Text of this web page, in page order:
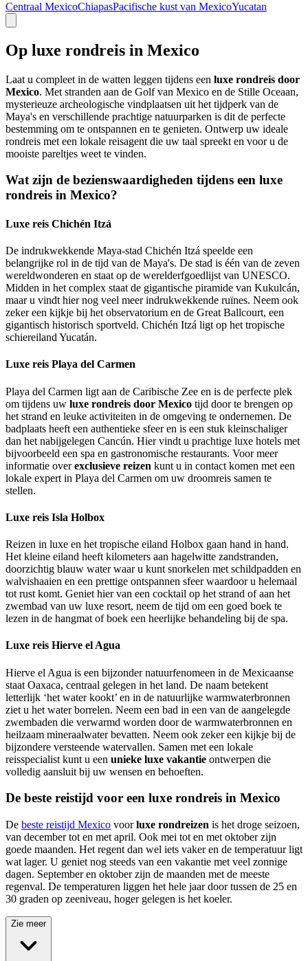
Centraal MexicoChiapasPacifische kust van MexicoYucatan
Op luxe rondreis in Mexico
Laat u compleet in de watten leggen tijdens een luxe rondreis door
Mexico. Met stranden aan de Golf van Mexico en de Stille Oceaan,
mysterieuze archeologische vindplaatsen uit het tijdperk van de
Maya's en verschillende prachtige natuurparken is dit de perfecte
bestemming om te ontspannen en te genieten. Ontwerp uw ideale
rondreis met een lokale reisagent die uw taal spreekt en voor u de
mooiste pareltjes weet te vinden.
Wat zijn de bezienswaardigheden tijdens een luxe
rondreis in Mexico?
Luxe reis Chichén Itzá
De indrukwekkende Maya-stad Chichén Itzá speelde een
belangrijke rol in de tijd van de Maya's. De stad is één van de zeven
wereldwonderen en staat op de werelderfgoedlijst van UNESCO.
Midden in het complex staat de gigantische piramide van Kukulcán,
maar u vindt hier nog veel meer indrukwekkende ruïnes. Neem ook
zeker een kijkje bij het observatorium en de Great Ballcourt, een
gigantisch historisch sportveld. Chichén Itzá ligt op het tropische
schiereiland Yucatán.
Luxe reis Playa del Carmen
Playa del Carmen ligt aan de Caribische Zee en is de perfecte plek
om tijdens uw luxe rondreis door Mexico tijd door te brengen op
het strand en leuke activiteiten in de omgeving te ondernemen. De
badplaats heeft een authentieke sfeer en is een stuk kleinschaliger
dan het nabijgelegen Cancún. Hier vindt u prachtige luxe hotels met
bijvoorbeeld een spa en gastronomische restaurants. Voor meer
informatie overexclusieve reizen kunt u in contact komen met een
lokale expert in Playa del Carmen om uw droomreis samen te
stellen.
Luxe reis Isla Holbox
Reizen in luxe en het tropische eiland Holbox gaan hand in hand.
Het kleine eiland heeft kilometers aan hagelwitte zandstranden,
doorzichtig blauw water waar u kunt snorkelen met schildpadden en
walvishaaien en een prettige ontspannen sfeer waardoor u helemaal
tot rust komt. Geniet hier van een cocktail op het strand of aan het
zwembad van uw luxe resort, neem de tijd om een goed boek te
lezen in de hangmat of boek een heerlijke behandeling bij de spa.
Luxe reis Hierve el Agua
Hierve el Agua is een bijzonder natuurfenomeen in de Mexicaanse
staat Oaxaca, centraal gelegen in het land. De naam betekent
letterlijk ‘het water kookt’ en in de natuurlijke warmwaterbronnen
ziet u het water borrelen. Neem een bad in een van de aangelegde
zwembaden die verwarmd worden door de warmwaterbronnen en
heilzaam mineraalwater bevatten. Neem ook zeker een kijkje bij de
bijzondere versteende watervallen. Samen met een lokale
reisspecialist kunt u een unieke luxe vakantie ontwerpen die
volledig aansluit bij uw wensen en behoeften.
De beste reistijd voor een luxe rondreis in Mexico
De beste reistijd Mexico voorluxe rondreizen is het droge seizoen,
van december tot en met april. Ook mei tot en met oktober zijn
goede maanden. Het regent dan wel iets vaker en de temperatuur ligt
wat lager. U geniet nog steeds van een vakantie met veel zonnige
dagen. September en oktober zijn de maanden met de meeste
regenval. De temperaturen liggen het hele jaar door tussen de 25 en
30 graden op zeeniveau, hoger gelegen is het koeler.
Zie meer